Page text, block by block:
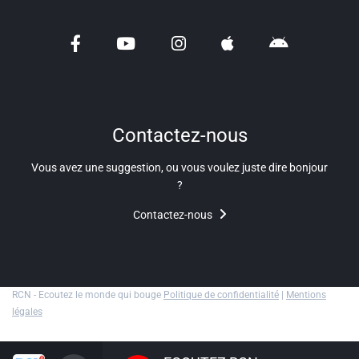
Shabbat Project
Département des Alpes Maritimes
Contactez-nous
Vous avez une suggestion, ou vous voulez juste dire bonjour
?
Contactez-nous
RCN - Ecoutez le monde qui bouge Politique de confidentialité | Mentions
légales